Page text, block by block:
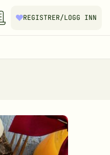
REGISTRER/LOGG INN